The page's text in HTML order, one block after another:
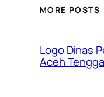
MORE POSTS
Logo Dinas
Aceh